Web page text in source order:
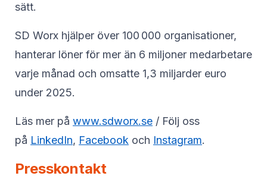
sätt.
SD Worx hjälper över 100 000 organisationer,
hanterar löner för mer än 6 miljoner medarbetare
varje månad och omsatte 1,3 miljarder euro
under 2025.
Läs mer på www.sdworx.se / Följ oss
på LinkedIn, Facebook och Instagram.
Presskontakt